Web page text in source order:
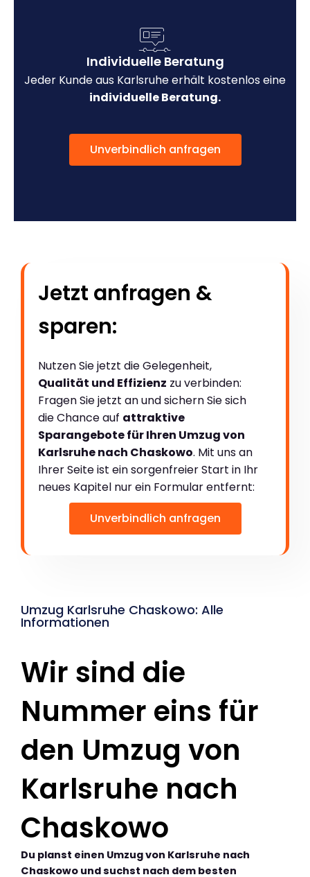
Individuelle Beratung
Jeder Kunde aus Karlsruhe erhält kostenlos eine
individuelle Beratung.
Unverbindlich anfragen
Jetzt anfragen &
sparen:
Nutzen Sie jetzt die Gelegenheit,
Qualität und Effizienz zu verbinden:
Fragen Sie jetzt an und sichern Sie sich
die Chance auf attraktive
Sparangebote für Ihren Umzug von
Karlsruhe nach Chaskowo. Mit uns an
Ihrer Seite ist ein sorgenfreier Start in Ihr
neues Kapitel nur ein Formular entfernt:
Unverbindlich anfragen
Umzug Karlsruhe Chaskowo: Alle
Informationen
Wir sind die
Nummer eins für
den Umzug von
Karlsruhe nach
Chaskowo
Du planst einen Umzug von Karlsruhe nach
Chaskowo und suchst nach dem besten